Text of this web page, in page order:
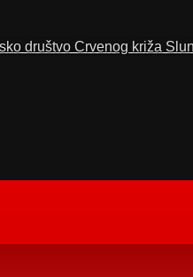
društvo Crvenog križa